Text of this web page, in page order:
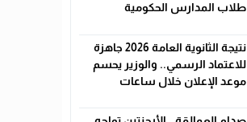
طلاب المدارس الحكومية
نتيجة الثانوية العامة 2026 جاهزة
للاعتماد الرسمي.. والوزير يحسم
موعد الإعلان خلال ساعات